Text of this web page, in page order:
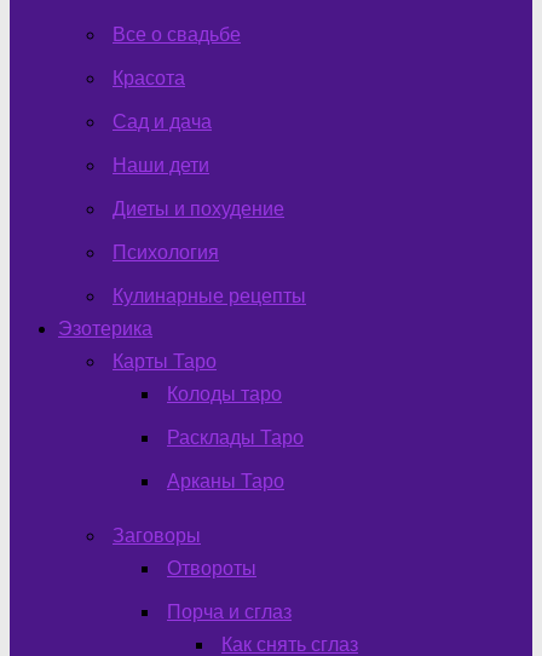
Все о свадьбе
Красота
Сад и дача
Наши дети
Диеты и похудение
Психология
Кулинарные рецепты
Эзотерика
Карты Таро
Колоды таро
Расклады Таро
Арканы Таро
Заговоры
Отвороты
Порча и сглаз
Как снять сглаз